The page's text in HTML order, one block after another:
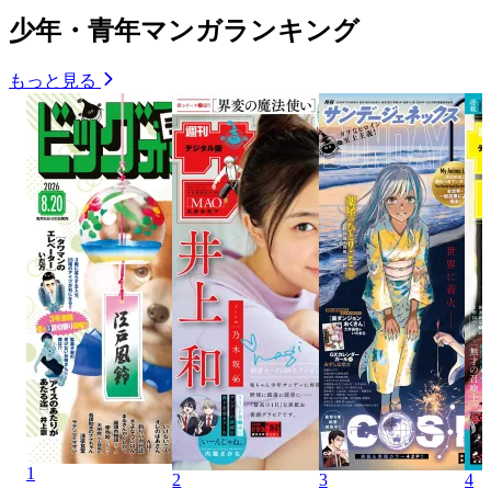
少年・青年マンガランキング
もっと見る
1 2 3 4